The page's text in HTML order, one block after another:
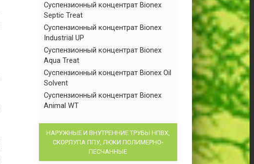
Суспензионный концентрат Bionex
Septic Treat
Суспензионный концентрат Bionex
Industrial UP
Суспензионный концентрат Bionex
Aqua Treat
Суспензионный концентрат Bionex Oil
Solvent
Суспензионный концентрат Bionex
Animal WT
НАРУЖНЫЕ И ВНУТРЕННИЕ ТРУБЫ НПВХ,
СКОРЛУПА ППУ, ЛЮКИ ПОЛИМЕРНО-
ПЕСЧАННЫЕ